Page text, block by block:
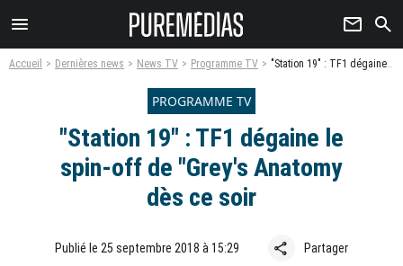
menu newsletter search
Accueil Dernières news News TV Programme TV "Station 19" : TF1 dégaine le spin-off de "Grey's Anatomy dès ce soir
PROGRAMME TV
"Station 19" : TF1 dégaine le
spin-off de "Grey's Anatomy
dès ce soir
Publié le 25 septembre 2018 à 15:29 share Partager